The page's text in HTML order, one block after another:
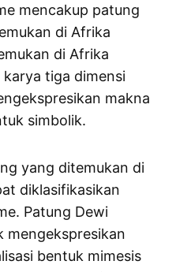
mencakup patung
di Afrika
di Afrika
tiga dimensi
makna
simbolik.
yang ditemukan di
diklasifikasikan
Patung Dewi
mengekspresikan
bentuk mimesis